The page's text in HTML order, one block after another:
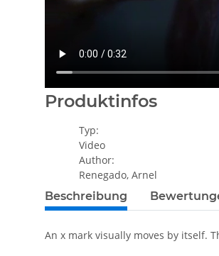
Produktinfos
Typ:
Video
Author:
Renegado, Arnel
Beschreibung
An x mark visually moves by itself.